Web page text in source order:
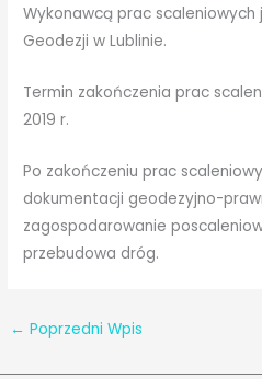
Wykonawcą prac scaleniowych
Geodezji w Lublinie.
Termin zakończenia prac
2019 r.
Po zakończeniu prac
dokumentacji geodezyjno-
zagospodarowanie
przebudowa dróg.
← Poprzedni Wpis